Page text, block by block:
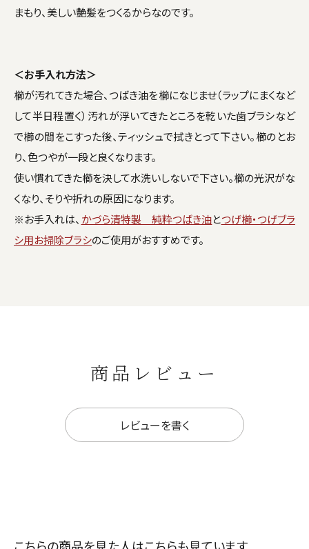
まもり、美しい艶髪をつくるからなのです。
＜お手入れ方法＞
櫛が汚れてきた場合、つばき油を櫛になじませ（ラップにまくなど
して半日程置く）汚れが浮いてきたところを乾いた歯ブラシなど
で櫛の間をこすった後、ティッシュで拭きとって下さい。櫛のとお
り、色つやが一段と良くなります。
使い慣れてきた櫛を決して水洗いしないで下さい。櫛の光沢がな
くなり、そりや折れの原因になります。
※お手入れは、 かづら清特製 純粋つばき油とつげ櫛・つげブラ
シ用お掃除ブラシのご使用がおすすめです。
商品レビュー
レビューを書く
こちらの商品を見た人はこちらも見ています